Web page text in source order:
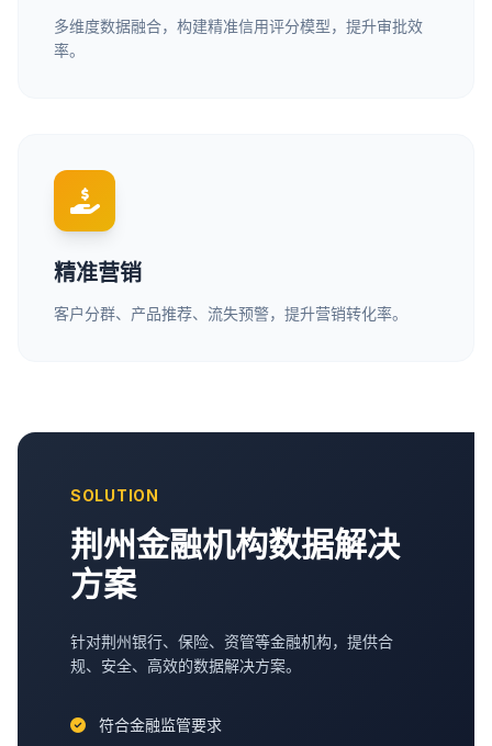
多维度数据融合，构建精准信用评分模型，提升审批效
率。
精准营销
客户分群、产品推荐、流失预警，提升营销转化率。
SOLUTION
荆州金融机构数据解决
方案
针对荆州银行、保险、资管等金融机构，提供合
规、安全、高效的数据解决方案。
符合金融监管要求